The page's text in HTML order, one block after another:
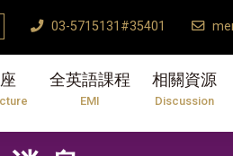
03-5715131#35401
全英語課程
EMI
相關資源
Discussion